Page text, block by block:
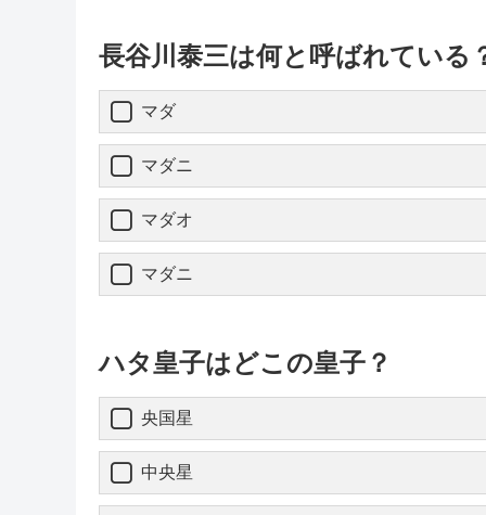
長谷川泰三は何と呼ばれている
マダ
マダニ
マダオ
マダニ
ハタ皇子はどこの皇子？
央国星
中央星